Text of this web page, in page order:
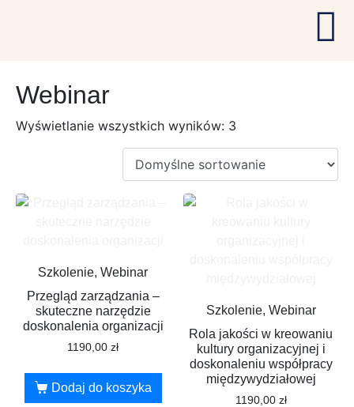
Webinar
Wyświetlanie wszystkich wyników: 3
Szkolenie, Webinar
Przegląd zarządzania –
skuteczne narzędzie
doskonalenia organizacji
1190,00zł
Dodaj do koszyka
Szkolenie, Webinar
Rola jakości w kreowaniu
kultury organizacyjnej i
doskonaleniu współpracy
międzywydziałowej
1190,00 zł